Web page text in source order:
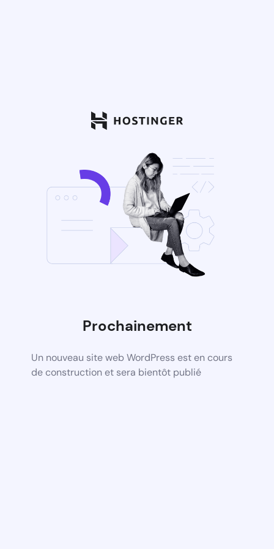
Prochainement
Un nouveau site web WordPress est en cours
de construction et sera bientôt publié